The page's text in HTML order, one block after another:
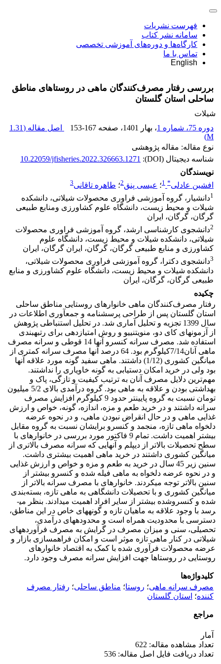
فهرست نشریات
سامانه نشر کتاب
کارگاه‌ها و دوره‌های آموزشی تخصصی
تماس با ما
English
بررسی رفتار مصرف‌کنندگان ماهی در روستاهای مناطق
ساحلی استان گلستان
شیلات
دوره 75، شماره 1
، بهار 1401 ، صفحه 153-167 اصل مقاله (1.31
M
)
نوع مقاله: مقاله پژوهشی
شناسه دیجیتال (DOI):
10.22059/jfisheries.2022.326663.1271
نویسندگان
افشین عادلی*
1؛ عیسی پنق2؛ طاهره تاقانی3
1دانشیار، گروه آموزشی فراوری محصولات شیلاتی، دانشکده
شیلات و محیط زیست، دانشگاه علوم کشاورزی ومنابع طبیعی
گرگان، گرگان، ایران
2دانشجوی کارشناسی ارشد، گروه آموزشی فراوری محصولات
شیلاتی، دانشکده شیلات و محیط زیست، دانشگاه علوم
کشاورزی و منابع طبیعی گرگان، گرگان، ایران گرگان، ایران
3دانشجوی دکترا، گروه آموزشی فراوری محصولات شیلاتی،
دانشکده شیلات و محیط زیست، دانشگاه علوم کشاورزی و منابع
طبیعی گرگان، گرگان، ایران
چکیده
رفتار مصرف‌کنندگان ماهی خانوارهای روستایی مناطق ساحلی
استان گلستان پس از طراحی پرسشنامه و جمع­آوری اطلاعات در
سال 1399 تجزیه و تحلیل آماری شد. در تحلیل استنباطی پژوهش
از آزمون­های کای دو، من­ویتنی­یو و روش امتیازدهی برای رتبه­بندی
استفاده شد. مصرف سرانه کنسرو آنها 14 قوطی و سرانه مصرف
ماهی آنان7/14کیلوگرم بود. 64 درصد آنها مصرف سرانه کمتری از
میانگین کشوری (1/12) داشتند. ماهی سفید گونه مورد علاقه­ آنها
بود ولی در خرید امکان دستیابی به گونه خاویاری را نداشتند.
مهم‌ترین دلایل مصرف آنان به ترتیب کیفیت و تازگی، پاک و
بهداشتی بودن و علاقه به ماهی بود. گروه درآمدی بالای 5/2 میلیون
تومان نسبت به گروه پایین­تر حدود 9 کیلوگرم افزایش مصرف
سرانه داشتند و در خرید طعم و مزه، اندازه، گونه، خواص و ارزش
غذایی ماهی و در حال انقراض نبودن ماهی، و در نحوه عرضه
دلخواه ماهی تازه، منجمد و کنسرو برایشان نسبت به گروه مقابل
بیشتر اهمیت داشت. تمام 9 فاکتور مورد بررسی در خانوارهای با
سطح تحصیلات بالاتر از دیپلم و آنهایی که سرانه مصرف بالاتری از
میانگین کشوری داشتند در خرید ماهی اهمیت بیشتری داشت.
سنین زیر 45 سال در خرید به طعم و مزه و خواص و ارزش غذایی
و در نحوه عرضه دلخواه به ماهی فیله شده و کنسرو بیشتر از
سنین بالاتر توجه می­کردند. خانوارهای با مصرف سرانه بالاتر از
میانگین کشوری و با تحصیلات دانشگاهی به ماهی تازه، بسته‌بندی
شده و کنسروشده بیشتر از سایر افراد اهمیت می­دادند. بنظر می­
رسد با وجود علاقه به ماهیان تازه و گونه­های خاص در این مناطق،
دسترسی با محدودیت همراه است و محدوده­های درآمدی،
تحصیلی، سنی و میزان مصرف در گرایش به مصرف فرآورده­های
شیلاتی در کنار ماهی تازه موثر است و امکان فراهم­سازی بازار و
عرضه محصولات فرآوری شده با کمک به اقتصاد خانوارهای
روستایی در روستاها جهت افزایش سرانه مصرف وجود دارد.
کلیدواژه‌ها
مصرف سرانه ماهی؛ روستا؛ مناطق ساحلی؛ رفتار مصرف
کننده؛ استان گلستان
مراجع
آمار
تعداد مشاهده مقاله: 622
تعداد دریافت فایل اصل مقاله: 536